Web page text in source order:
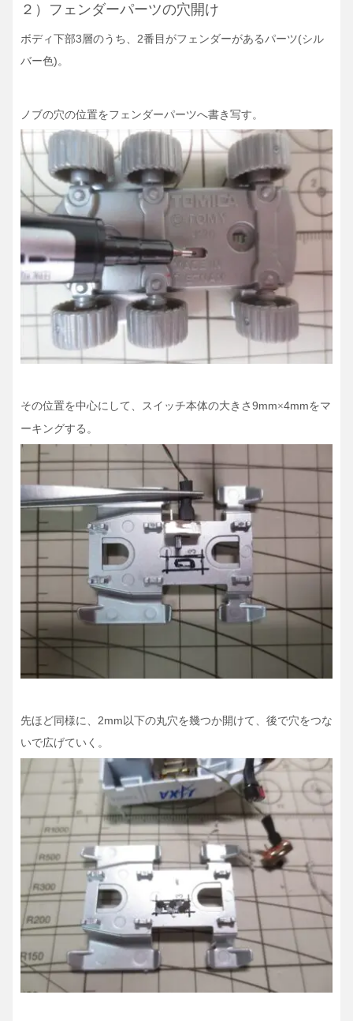
２）フェンダーパーツの穴開け
ボディ下部3層のうち、2番目がフェンダーがあるパーツ(シル
バー色)。
ノブの穴の位置をフェンダーパーツへ書き写す。
その位置を中心にして、スイッチ本体の大きさ9mm×4mmをマ
ーキングする。
先ほど同様に、2mm以下の丸穴を幾つか開けて、後で穴をつな
いで広げていく。